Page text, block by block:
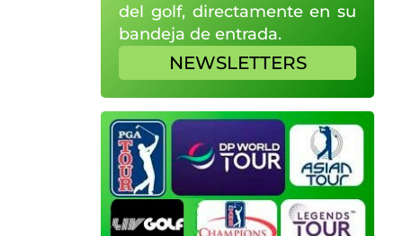
del golf, directamente en su
bandeja de entrada.
NEWSLETTERS